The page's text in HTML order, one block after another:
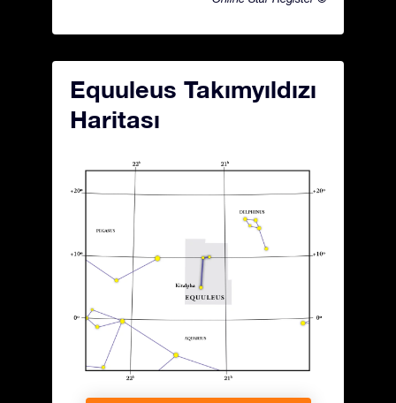
Equuleus Takımyıldızı
Haritası